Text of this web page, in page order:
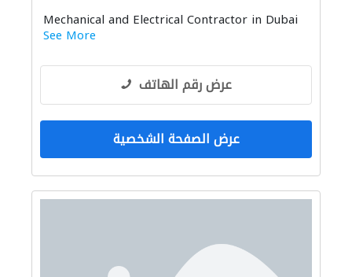
Mechanical and Electrical Contractor in Dubai
See More
عرض رقم الهاتف
عرض الصفحة الشخصية